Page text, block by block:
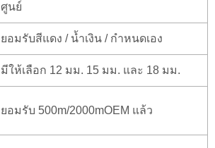
ศูนย์
ยอมรับสีแดง / น้ำเงิน / กำหนดเอง
มีให้เลือก 12 มม. 15 มม. และ 18 มม.
ยอมรับ 500m/2000mOEM แล้ว